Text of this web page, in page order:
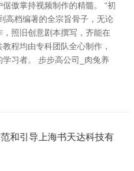
傲掌持视频制作的精髓。 “初
高档编著的全宗旨骨子，无论
照旧创意剧本撰写，齐能在
程均由专科团队全心制作，
习者。 步步高公司_肉兔养
和引导上海书天达科技有